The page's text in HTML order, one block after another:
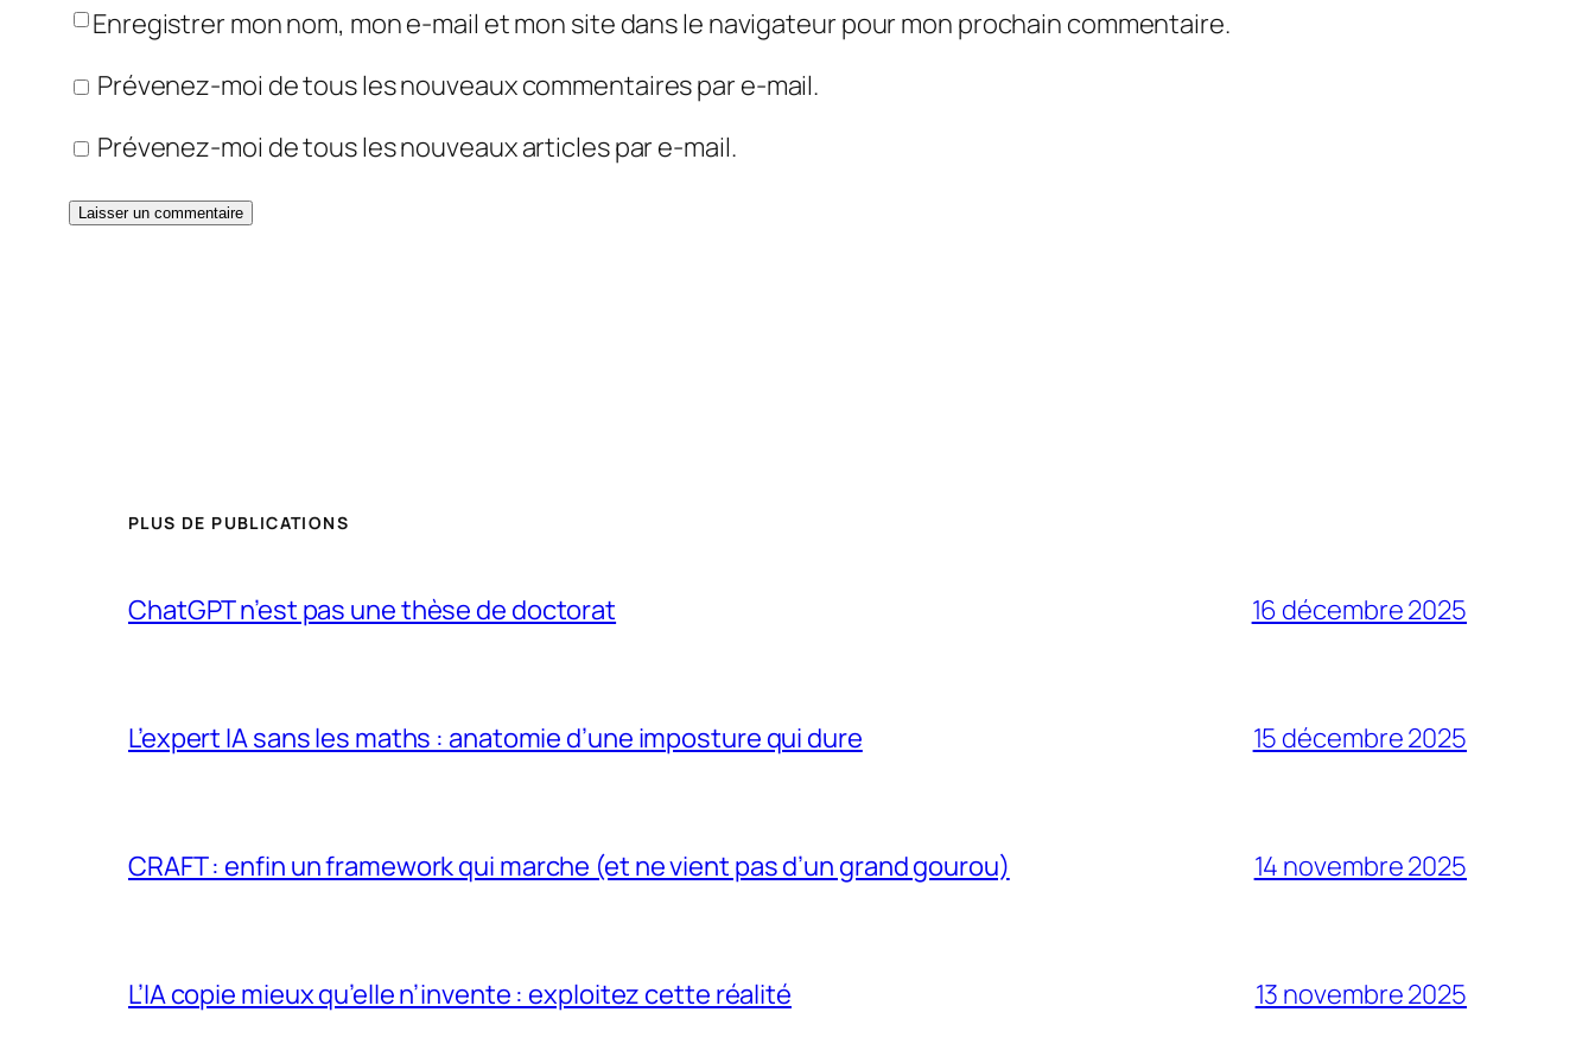
Enregistrer mon nom, mon e-mail et mon site dans le navigateur pour mon prochain commentaire.
Prévenez-moi de tous les nouveaux commentaires par e-mail.
Prévenez-moi de tous les nouveaux articles par e-mail.
PLUS DE PUBLICATIONS
ChatGPT n’est pas une thèse de doctorat 16 décembre 2025
L’expert IA sans les maths : anatomie d’une imposture qui dure 15 décembre 2025
CRAFT : enfin un framework qui marche (et ne vient pas d’un grand gourou) 14 novembre 2025
L’IA copie mieux qu’elle n’invente : exploitez cette réalité 13 novembre 2025